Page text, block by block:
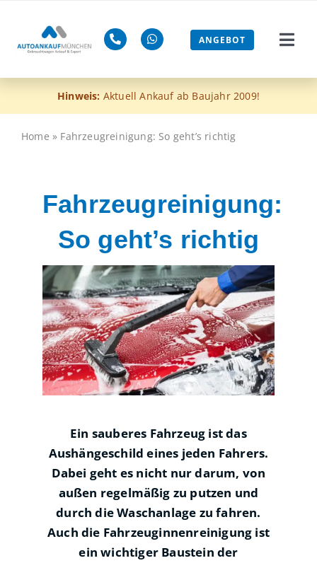
springen
ANGEBOT
Euro-
Hinweis: Aktuell Ankauf ab Baujahr 2009!
Home » Fahrzeugreinigung: So geht’s richtig
Fahrzeugreinigung:
So geht’s richtig
Ein sauberes Fahrzeug ist das
Aushängeschild eines jeden Fahrers.
Dabei geht es nicht nur darum, von
außen regelmäßig zu putzen und
durch die Waschanlage zu fahren.
Auch die Fahrzeuginnenreinigung ist
ein wichtiger Baustein der